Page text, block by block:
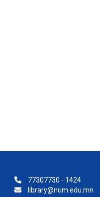
77307730 - 1424
library@num.edu.mn